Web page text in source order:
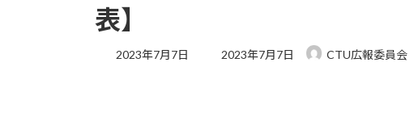
表】
2023年7月7日
最
2023年7月7日 CTU広報委員会